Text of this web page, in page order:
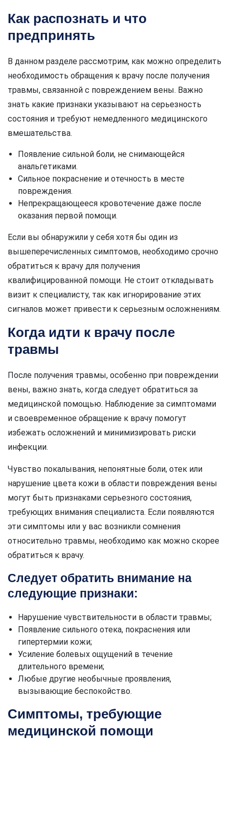
Как распознать и что
предпринять
В данном разделе рассмотрим, как можно определить
необходимость обращения к врачу после получения
травмы, связанной с повреждением вены. Важно
знать какие признаки указывают на серьезность
состояния и требуют немедленного медицинского
вмешательства.
Появление сильной боли, не снимающейся
анальгетиками.
Сильное покраснение и отечность в месте
повреждения.
Непрекращающееся кровотечение даже после
оказания первой помощи.
Если вы обнаружили у себя хотя бы один из
вышеперечисленных симптомов, необходимо срочно
обратиться к врачу для получения
квалифицированной помощи. Не стоит откладывать
визит к специалисту, так как игнорирование этих
сигналов может привести к серьезным осложнениям.
Когда идти к врачу после
травмы
После получения травмы, особенно при повреждении
вены, важно знать, когда следует обратиться за
медицинской помощью. Наблюдение за симптомами
и своевременное обращение к врачу помогут
избежать осложнений и минимизировать риски
инфекции.
Чувство покалывания, непонятные боли, отек или
нарушение цвета кожи в области повреждения вены
могут быть признаками серьезного состояния,
требующих внимания специалиста. Если появляются
эти симптомы или у вас возникли сомнения
относительно травмы, необходимо как можно скорее
обратиться к врачу.
Следует обратить внимание на
следующие признаки:
Нарушение чувствительности в области травмы;
Появление сильного отека, покраснения или
гипертермии кожи;
Усиление болевых ощущений в течение
длительного времени;
Любые другие необычные проявления,
вызывающие беспокойство.
Симптомы, требующие
медицинской помощи